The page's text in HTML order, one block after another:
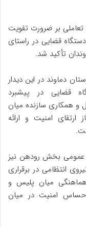
بر ضرورت تقويت
قضايی در راستای
تأكيد شد.
دماوند در اين ديدار
قضايی در پيشبرد
و همكاری سازنده ميان
ارتقای امنيت و ارائه
عمومی بخش رودهن نيز
انتظامی در برقراری
ميان پليس و
امنيت در ميان